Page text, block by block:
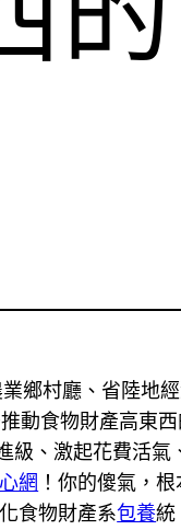
鄉村廳、省陸地
動食物財產高東
級、激起花費活氣
網 ！你的傻氣，
食物財產系包養統